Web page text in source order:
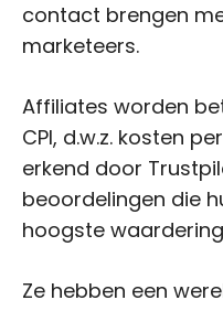
contact brengen
marketeers.
Affiliates worden
CPI, d.w.z. kosten
erkend door
beoordelingen die
hoogste
Ze hebben een